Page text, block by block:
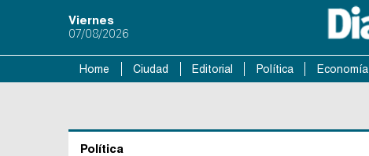
Viernes
07/08/2026
Home Ciudad Editorial Política Economía
Política